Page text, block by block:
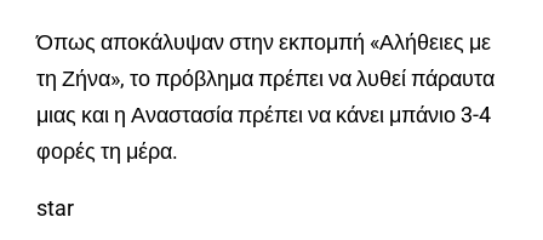
Όπως αποκάλυψαν στην εκπομπή «Αλήθειες με
τη Ζήνα», το πρόβλημα πρέπει να λυθεί πάραυτα
μιας και η Αναστασία πρέπει να κάνει μπάνιο 3-4
φορές τη μέρα.
star